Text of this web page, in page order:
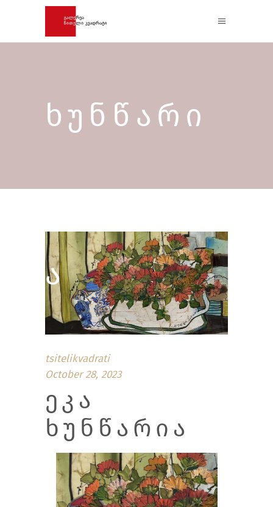
ᲮᲣᲜᲬᲐᲠᲘ
Ა
tsitelikvadrati
October 28, 2023
ᲔᲙᲐ
ᲮᲣᲜᲬᲐᲠᲘᲐ